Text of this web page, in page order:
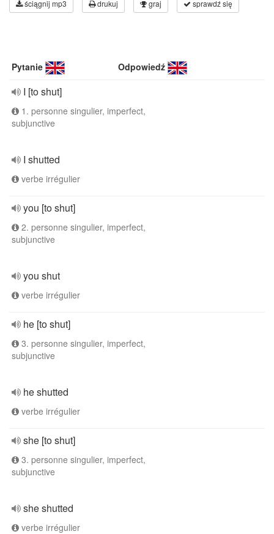
ściągnij mp3 drukuj graj sprawdź się
Pytanie Odpowiedź
I [to shut]
1. personne singulier, imperfect,
subjunctive
I shutted
verbe irrégulier
you [to shut]
2. personne singulier, imperfect,
subjunctive
you shut
verbe irrégulier
he [to shut]
3. personne singulier, imperfect,
subjunctive
he shutted
verbe irrégulier
she [to shut]
3. personne singulier, imperfect,
subjunctive
she shutted
verbe irrégulier